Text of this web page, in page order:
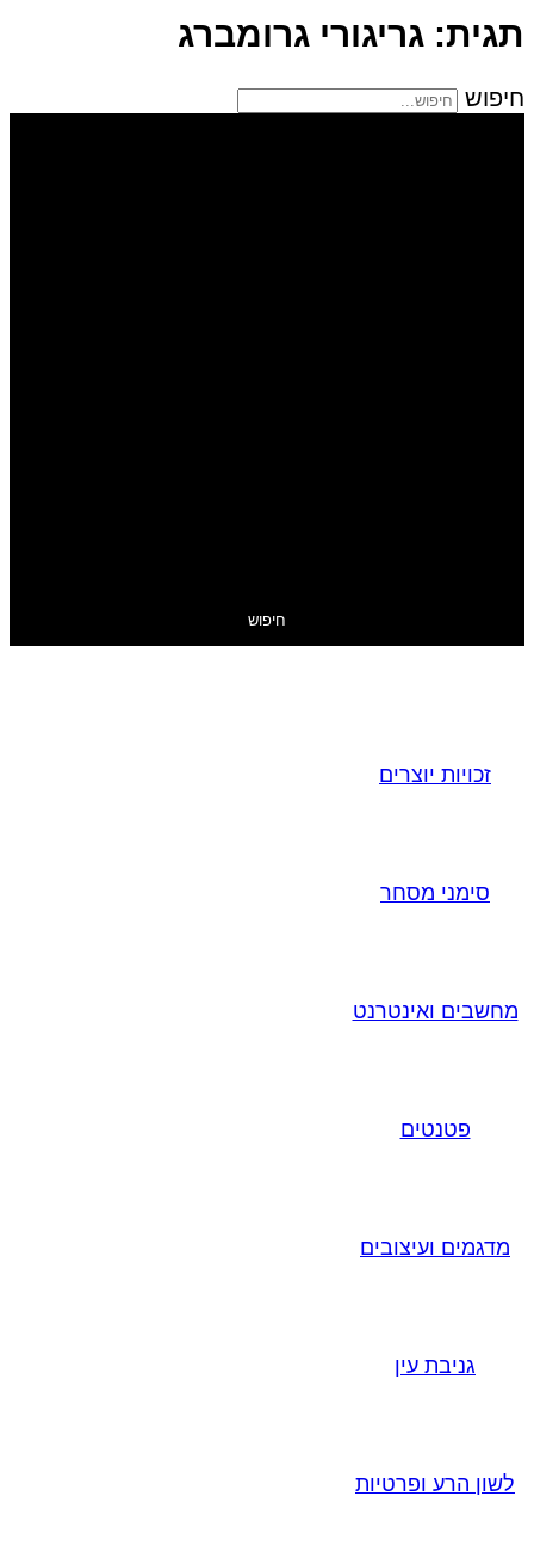
תגית: גריגורי גרומברג
חיפוש
חיפוש
זכויות יוצרים
סימני מסחר
מחשבים ואינטרנט
פטנטים
מדגמים ועיצובים
גניבת עין
לשון הרע ופרטיות